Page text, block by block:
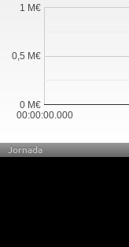
00:00:00.000
0 M€
0,5 M€
1 M€
Jornada